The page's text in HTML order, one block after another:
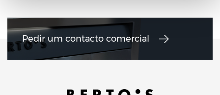
Pedir um contacto comercial